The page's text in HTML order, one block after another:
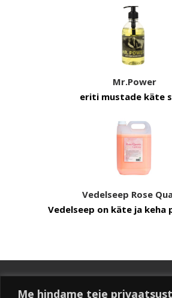
Me hindame teie
Mr.Power
eriti mustade käte
Vedelseep Rose
Vedelseep on käte ja keha